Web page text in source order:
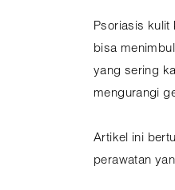
Psoriasis
bisa
yang sering
mengurangi
Artikel ini
perawatan